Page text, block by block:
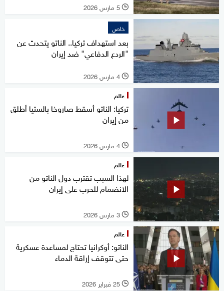
l 5 مارس 2026
خاص
بعد استهداف تركيا.. الناتو يتحدث عن
"الردع الدفاعي" ضد إيران
l 4 مارس 2026
عالم
تركيا: الناتو أسقط صاروخا بالستيا أطلق
من إيران
l 4 مارس 2026
عالم
لهذا السبب تقترب دول الناتو من
الانضمام للحرب على إيران
l 3 مارس 2026
عالم
الناتو: أوكرانيا تحتاج لمساعدة عسكرية
حتى تتوقف إراقة الدماء
l 25 فبراير 2026